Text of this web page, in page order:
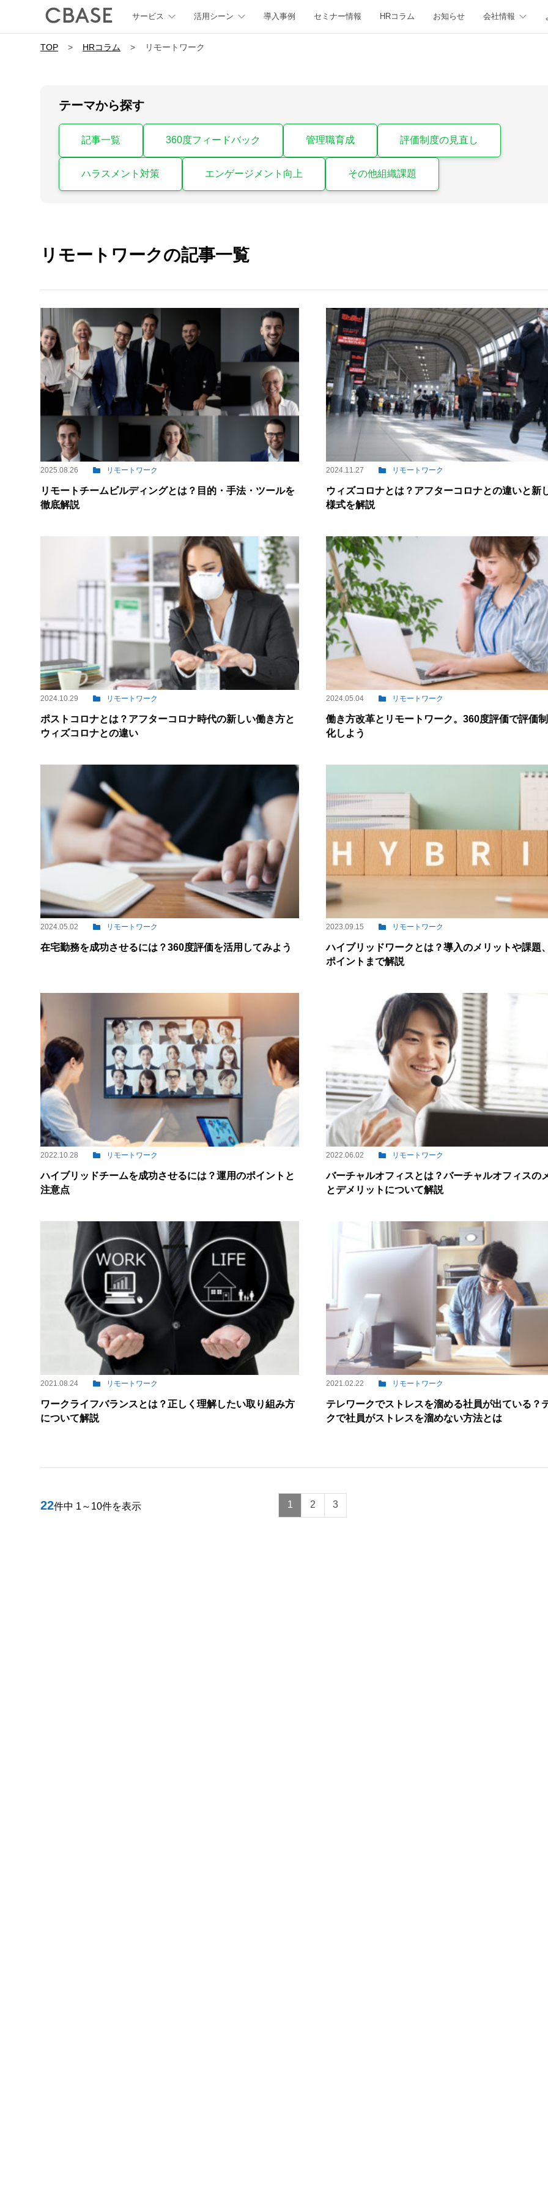
サービス 活用シーン 導入事例 セミナー情報 HRコラム お知らせ 会社情報
TOP > HRコラム > リモートワーク
テーマから探す
記事一覧 360度フィードバック 管理職育成 評価制度の見直し
ハラスメント対策 エンゲージメント向上 その他組織課題
リモートワークの記事一覧
2025.08.26 リモートワーク
リモートチームビルディングとは？目的・手法・ツールを
徹底解説
2024.11.27 リモートワーク
ウィズコロナとは？アフターコロナとの違いと新
様式を解説
2024.10.29 リモートワーク
ポストコロナとは？アフターコロナ時代の新しい働き方と
ウィズコロナとの違い
2024.05.04 リモートワーク
働き方改革とリモートワーク。360度評価で評価
化しよう
2024.05.02 リモートワーク
在宅勤務を成功させるには？360度評価を活用してみよう
2023.09.15 リモートワーク
ハイブリッドワークとは？導入のメリットや課題
ポイントまで解説
2022.10.28 リモートワーク
ハイブリッドチームを成功させるには？運用のポイントと
注意点
2022.06.02 リモートワーク
バーチャルオフィスとは？バーチャルオフィスの
とデメリットについて解説
2021.08.24 リモートワーク
ワークライフバランスとは？正しく理解したい取り組み方
について解説
2021.02.22 リモートワーク
テレワークでストレスを溜める社員が出ている？
クで社員がストレスを溜めない方法とは
22件中 1～10件を表示 1 2 3